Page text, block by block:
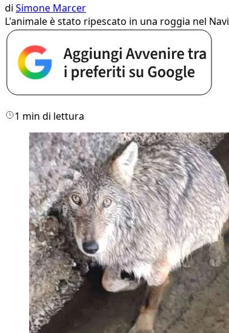
di Simone Marcer
L'animale è stato ripescato in una roggia nel
1 min di lettura